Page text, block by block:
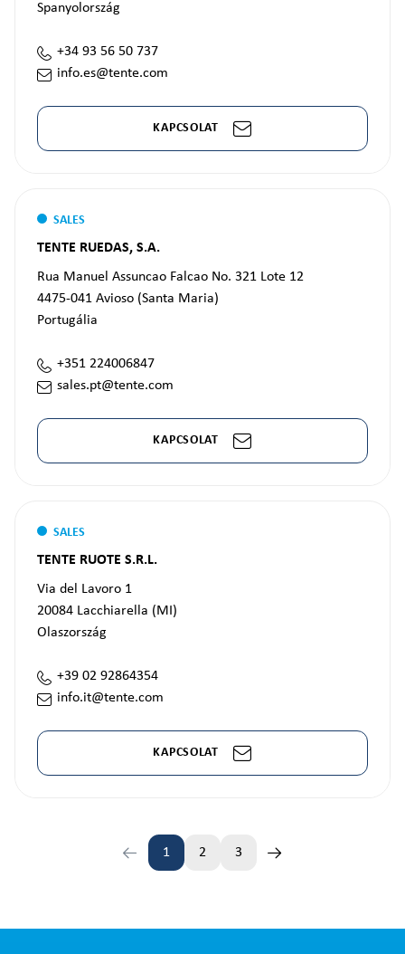
Spanyolország
+34 93 56 50 737
info.es@tente.com
KAPCSOLAT
SALES
TENTE RUEDAS, S.A.
Rua Manuel Assuncao Falcao No. 321 Lote 12
4475-041 Avioso (Santa Maria)
Portugália
+351 224006847
sales.pt@tente.com
KAPCSOLAT
SALES
TENTE RUOTE S.R.L.
Via del Lavoro 1
20084 Lacchiarella (MI)
Olaszország
+39 02 92864354
info.it@tente.com
KAPCSOLAT
Oldal
1 2 3